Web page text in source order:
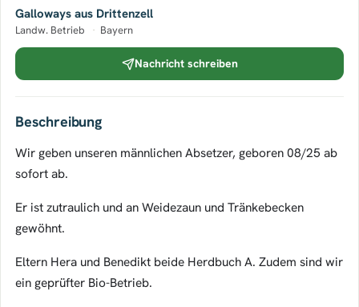
Galloways aus Drittenzell
Landw. Betrieb · Bayern
Nachricht schreiben
Beschreibung
Wir geben unseren männlichen Absetzer, geboren 08/25 ab
sofort ab.
Er ist zutraulich und an Weidezaun und Tränkebecken
gewöhnt.
Eltern Hera und Benedikt beide Herdbuch A. Zudem sind wir
ein geprüfter Bio-Betrieb.